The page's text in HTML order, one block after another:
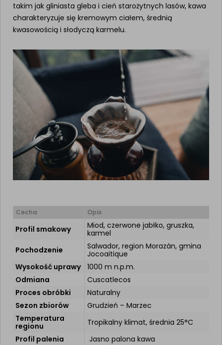
takim jak gliniasta gleba i cień starożytnych lasów, kawa
charakteryzuje się kremowym ciałem, średnią
kwasowością i słodyczą karmelu.
Cecha Opis
Profil smakowy
Miod, czerwone jabłko, gruszka,
karmel
Pochodzenie
Salwador, region Morazán, gmina
Jocoaitique
Wysokość uprawy
1000 m n.p.m.
Odmiana
Cuscatlecos
Proces obróbki
Naturalny
Sezon zbiorów
Grudzień – Marzec
Temperatura
regionu
Tropikalny klimat, średnia 25°C
Profil palenia
Jasno palona kawa